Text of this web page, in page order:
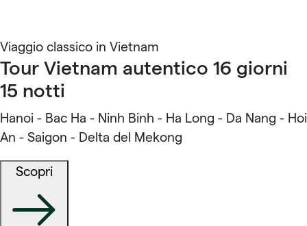
Viaggio classico in Vietnam
Tour Vietnam autentico 16 giorni
15 notti
Hanoi - Bac Ha - Ninh Binh - Ha Long - Da Nang - Hoi
An - Saigon - Delta del Mekong
Scopri